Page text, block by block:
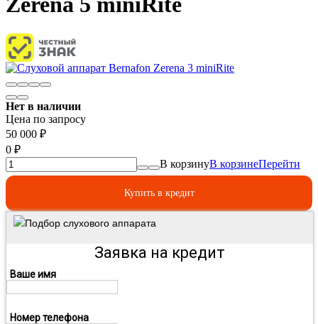
Нет в наличии
Цена по запросу
50 000 ₽
0 ₽
В корзинуВ корзинеПерейти
Купить в кредит
Подбор слухового аппарата
Заявка на кредит
Ваше имя
Номер телефона